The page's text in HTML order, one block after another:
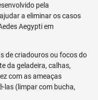
pela
a eliminar os casos
Aegypti em
de criadouros ou focos do
da geladeira, calhas,
com as ameaças
las (limpar com bucha,